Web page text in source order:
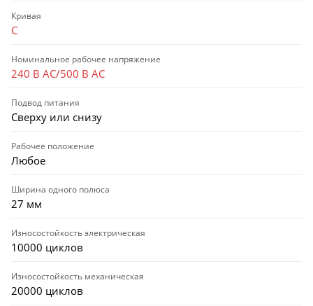
Кривая
C
Номинальное рабочее напряжение
240 В AC/500 В AC
Подвод питания
Сверху или снизу
Рабочее положение
Любое
Ширина одного полюса
27 мм
Износостойкость электрическая
10000 циклов
Износостойкость механическая
20000 циклов